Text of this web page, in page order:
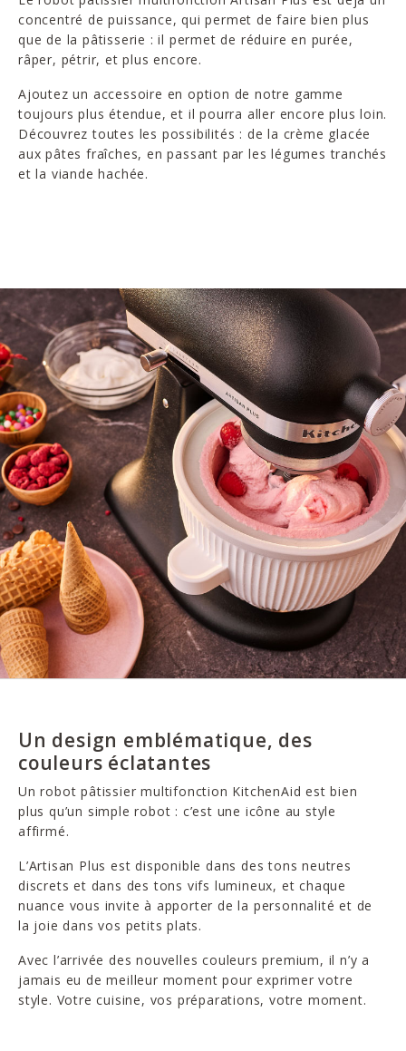
concentré de puissance, qui permet de faire bien plus
que de la pâtisserie : il permet de réduire en purée,
râper, pétrir, et plus encore.
Ajoutez un accessoire en option de notre gamme
toujours plus étendue, et il pourra aller encore plus loin.
Découvrez toutes les possibilités : de la crème glacée
aux pâtes fraîches, en passant par les légumes tranchés
et la viande hachée.
Un design emblématique, des
couleurs éclatantes
Un robot pâtissier multifonction KitchenAid est bien
plus qu’un simple robot : c’est une icône au style
affirmé.
L’Artisan Plus est disponible dans des tons neutres
discrets et dans des tons vifs lumineux, et chaque
nuance vous invite à apporter de la personnalité et de
la joie dans vos petits plats.
Avec l’arrivée des nouvelles couleurs premium, il n’y a
jamais eu de meilleur moment pour exprimer votre
style. Votre cuisine, vos préparations, votre moment.